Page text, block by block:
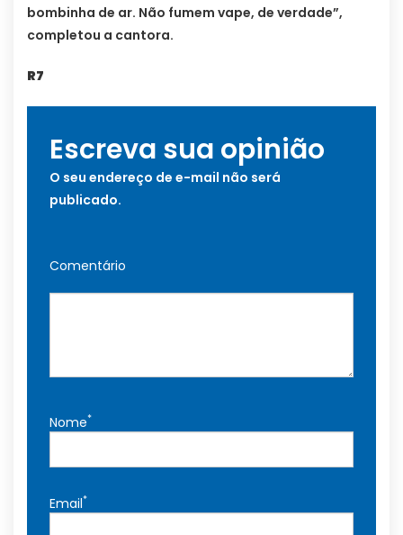
bombinha de ar. Não fumem vape, de verdade”,
completou a cantora.
R7
Escreva sua opinião
O seu endereço de e-mail não será
publicado.
Comentário
Nome*
Email*